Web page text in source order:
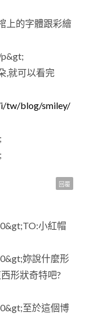
上的字體跟彩繪
,就可以看完
tw/blog/smiley/
小紅帽
妳說什麼形
形狀奇特吧?
至於這個博
回覆